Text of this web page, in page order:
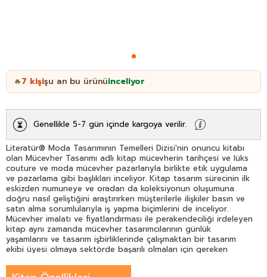
🔥7 kişişu an bu ürünüinceliyor
Genellikle 5-7 gün içinde kargoya verilir.
Literatür® Moda Tasarımının Temelleri Dizisi'nin onuncu kitabı
olan Mücevher Tasarımı adlı kitap mücevherin tarihçesi ve lüks
couture ve moda mücevher pazarlarıyla birlikte etik uygulama
ve pazarlama gibi başlıkları inceliyor. Kitap tasarım sürecinin ilk
eskizden numuneye ve oradan da koleksiyonun oluşumuna
doğru nasıl geliştiğini araştırırken müşterilerle ilişkiler basın ve
satın alma sorumlularıyla iş yapma biçimlerini de inceliyor.
Mücevher imalatı ve fiyatlandırması ile perakendeciliği irdeleyen
kitap aynı zamanda mücevher tasarımcılarının günlük
yaşamlarını ve tasarım işbirliklerinde çalışmaktan bir tasarım
ekibi üyesi olmaya sektörde başarılı olmaları için gereken
bir bakış sunuyor ve günümüzün en yetenekli mücevher